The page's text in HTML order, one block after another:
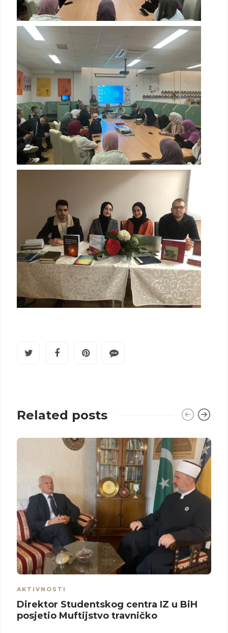
Related posts
AKTIVNOSTI
Direktor Studentskog centra IZ u BiH
posjetio Muftijstvo travničko